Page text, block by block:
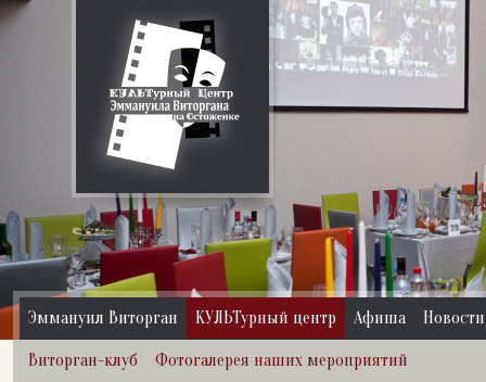
Эммануил Виторган КУЛЬТурный центр Афиша Новости
Виторган-клуб Фотогалерея наших мероприятий